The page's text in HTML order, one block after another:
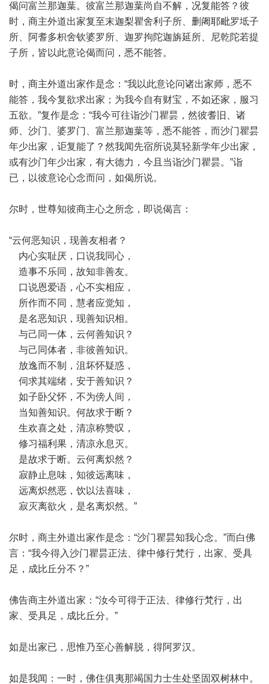
偈问富兰那迦葉。彼富兰那迦葉尚自不解，况复能答？彼
时，商主外道出家复至末迦梨瞿舍利子所、删阇耶毗罗坻子
所、阿耆多枳舍钦婆罗所、迦罗拘陀迦旃延所、尼乾陀若提
子所，皆以此意论偈而问，悉不能答。
时，商主外道出家作是念：“我以此意论问诸出家师，悉不
能答，我今复欲求出家；为我今自有财宝，不如还家，服习
五欲。”复作是念：“我今可往诣沙门瞿昙，然彼耆旧、诸
师、沙门、婆罗门、富兰那迦葉等，悉不能答，而沙门瞿昙
年少出家，讵复能了？然我闻先宿所说莫轻新学年少出家，
或有沙门年少出家，有大德力，今且当诣沙门瞿昙。”诣
已，以彼意论心念而问，如偈所说。
尔时，世尊知彼商主心之所念，即说偈言：
“云何恶知识，现善友相者？
内心实耻厌，口说我同心，
造事不乐同，故知非善友。
口说恩爱语，心不实相应，
所作而不同，慧者应觉知，
是名恶知识，现善知识相。
与己同一体，云何善知识？
与己同体者，非彼善知识。
放逸而不制，沮坏怀疑惑，
伺求其端绪，安于善知识？
如子卧父怀，不为傍人间，
当知善知识。何故求于断？
生欢喜之处，清凉称赞叹，
修习福利果，清凉永息灭。
是故求于断。云何离炽然？
寂静止息味，知彼远离味，
远离炽然恶，饮以法喜味，
寂灭离欲火，是名离炽然。”
尔时，商主外道出家作是念：“沙门瞿昙知我心念。”而白佛
言：“我今得入沙门瞿昙正法、律中修行梵行，出家、受具
足，成比丘分不？”
佛告商主外道出家：“汝今可得于正法、律修行梵行，出
家、受具足，成比丘分。”
如是出家已，思惟乃至心善解脱，得阿罗汉。
如是我闻：一时，佛住俱夷那竭国力士生处坚固双树林中。